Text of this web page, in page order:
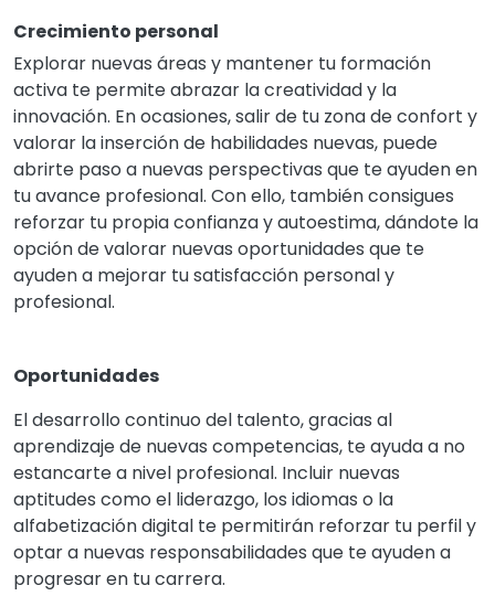
Crecimiento personal
Explorar nuevas áreas y mantener tu formación
activa te permite abrazar la creatividad y la
innovación. En ocasiones, salir de tu zona de confort y
valorar la inserción de habilidades nuevas, puede
abrirte paso a nuevas perspectivas que te ayuden en
tu avance profesional. Con ello, también consigues
reforzar tu propia confianza y autoestima, dándote la
opción de valorar nuevas oportunidades que te
ayuden a mejorar tu satisfacción personal y
profesional.
Oportunidades
El desarrollo continuo del talento, gracias al
aprendizaje de nuevas competencias, te ayuda a no
estancarte a nivel profesional. Incluir nuevas
aptitudes como el liderazgo, los idiomas o la
alfabetización digital te permitirán reforzar tu perfil y
optar a nuevas responsabilidades que te ayuden a
progresar en tu carrera.